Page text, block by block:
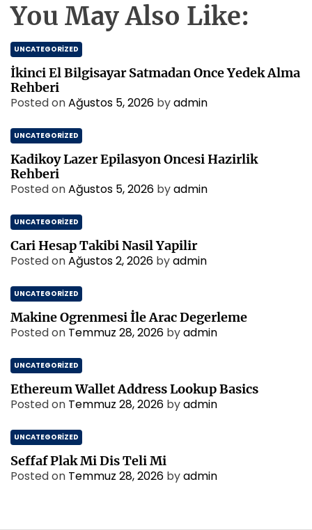
You May Also Like:
UNCATEGORIZED
İkinci El Bilgisayar Satmadan Once Yedek Alma
Rehberi
Posted onAğustos 5, 2026 byadmin
UNCATEGORIZED
Kadikoy Lazer Epilasyon Oncesi Hazirlik
Rehberi
Posted onAğustos 5, 2026 byadmin
UNCATEGORIZED
Cari Hesap Takibi Nasil Yapilir
Posted onAğustos 2, 2026 byadmin
UNCATEGORIZED
Makine Ogrenmesi İle Arac Degerleme
Posted on Temmuz 28, 2026 byadmin
UNCATEGORIZED
Ethereum Wallet Address Lookup Basics
Posted on Temmuz 28, 2026 byadmin
UNCATEGORIZED
Seffaf Plak Mi Dis Teli Mi
Posted on Temmuz 28, 2026 byadmin